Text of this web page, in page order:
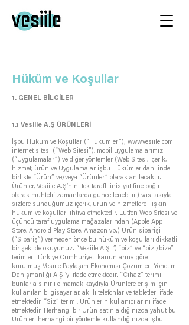
Hüküm ve Koşullar
1. GENEL BİLGİLER
1.1 Vesiile A.Ş ÜRÜNLERİ
İşbu Hüküm ve Koşullar (“Hükümler”); www.vesiile.com
internet sitesi (“Web Sitesi”), mobil uygulamalarımız
(“Uygulamalar”) ve diğer yöntemler (Web Sitesi, içerik,
hizmet, ürün ve Uygulamalar işbu Hükümler dahilinde
birlikte “Ürün” ve/veya “Ürünler” olarak anılacaktır.
Ürünler, Vesiile A.Ş’nin tek taraflı inisiyatifine bağlı
olarak muhtelif zamanlarda güncellenebilir.) vasıtasıyla
sizlere sunduğumuz içerik, ürün ve hizmetlere ilişkin
hüküm ve koşulları ihtiva etmektedir. Lütfen Web Sitesi ve
üçüncü taraf uygulama mağazalarından (Apple App
Store, Android Play Store, Amazon vb.) Ürün siparişi
(“Sipariş”) vermeden önce bu hüküm ve koşulları dikkatli
bir şekilde okuyunuz. “Vesiile A.Ş ”, “biz” ve “bizi/bize”
terimleri Türkiye Cumhuriyeti kanunlarına göre
kurulmuş Vesiile Paylaşım Ekonomisi Çözümleri Yönetim
Danışmanlığı A.Ş ‘yi ifade etmektedir. “Cihaz” terimi
bunlarla sınırlı olmamak kaydıyla Ürünlere erişim için
kullanılan bilgisayarlar, akıllı telefonlar ve tabletleri ifade
etmektedir. “Siz” terimi, Ürünlerin kullanıcılarını ifade
etmektedir. Herhangi bir Ürün satın aldığınızda yahut bu
Ürünleri herhangi bir yöntemle kullandığınızda işbu